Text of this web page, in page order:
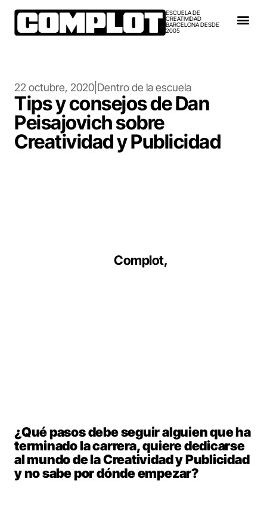
ESCUELA DE
CREATIVIDAD
BARCELONA DESDE
2005
22 octubre, 2020 Dentro de la escuela
Tips y consejos de Dan
Peisajovich sobre
Creatividad y Publicidad
Complot,
¿Qué pasos debe seguir alguien que ha
terminado la carrera, quiere dedicarse
al mundo de la Creatividad y Publicidad
y no sabe por dónde empezar?